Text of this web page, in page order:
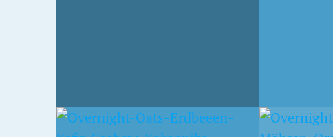
19. JULI 2014 4. JUNI 2014